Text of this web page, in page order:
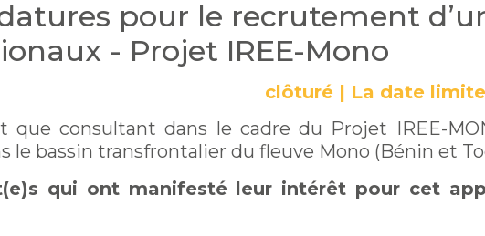
pour le recrutement
- Projet IREE-Mono
clôturé | La date
que consultant dans le cadre du Projet IREE-
le bassin transfrontalier du fleuve Mono (Bénin et
qui ont manifesté leur intérêt pour cet